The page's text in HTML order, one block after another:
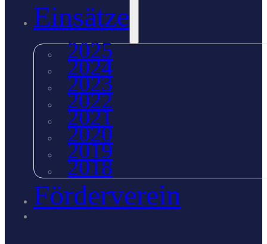
Einsätze
2025
2024
2023
2022
2021
2020
2019
2018
Förderverein